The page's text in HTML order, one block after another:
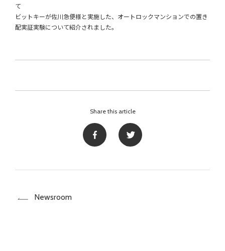
て
ビットキーが佐川急便様と実施した、オートロックマンションでの置き
配実証実験について紹介されました。
Share this article
Newsroom